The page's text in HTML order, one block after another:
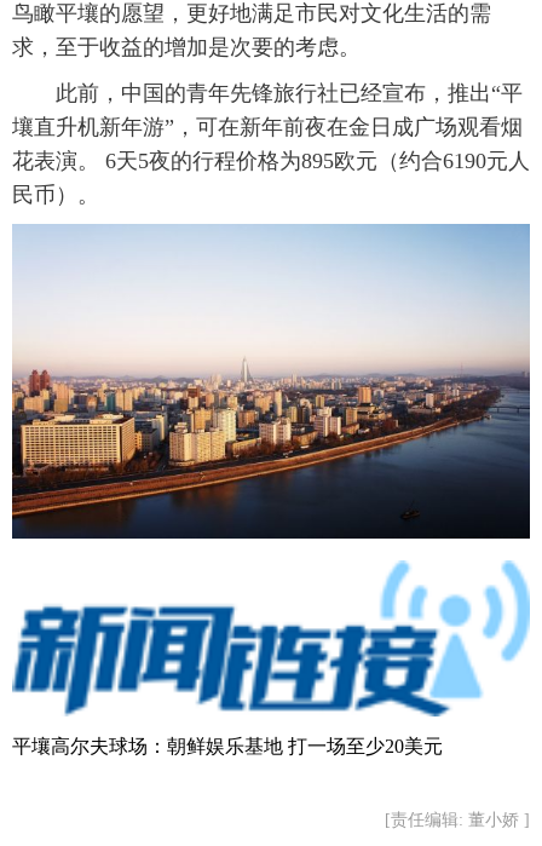
鸟瞰平壤的愿望，更好地满足市民对文化生活的需
求，至于收益的增加是次要的考虑。
此前，中国的青年先锋旅行社已经宣布，推出“平
壤直升机新年游”，可在新年前夜在金日成广场观看烟
花表演。 6天5夜的行程价格为895欧元（约合6190元人
民币）。
平壤高尔夫球场：朝鲜娱乐基地 打一场至少20美元
[责任编辑: 董小娇 ]